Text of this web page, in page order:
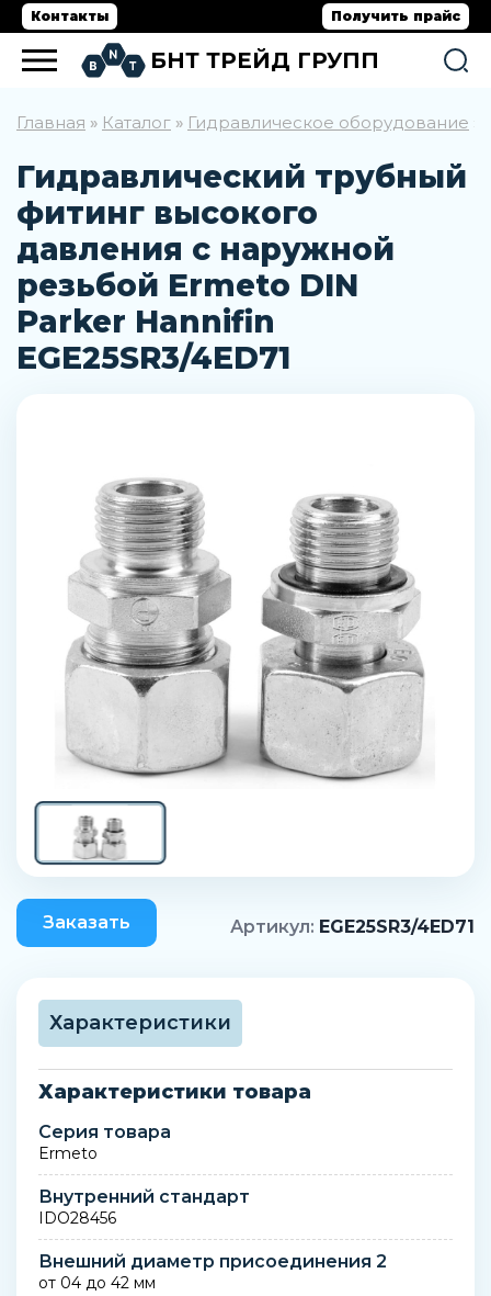
Контакты Получить прайс
БНТ ТРЕЙД ГРУПП
Главная » Каталог » Гидравлическое оборудование
Гидравлический трубный
фитинг высокого
давления с наружной
резьбой Ermeto DIN
Parker Hannifin
EGE25SR3/4ED71
Заказать Артикул: EGE25SR3/4ED71
Характеристики
Характеристики товара
Серия товара
Ermeto
Внутренний стандарт
IDO28456
Внешний диаметр присоединения 2
от 04 до 42 мм